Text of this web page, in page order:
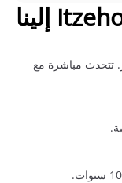
تتحدث مباشرة مع